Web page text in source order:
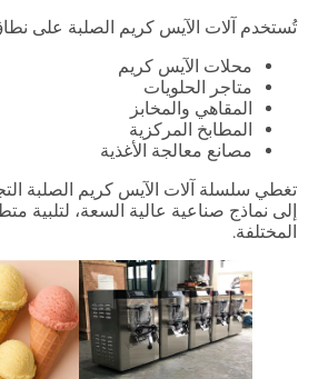
تُستخدم آلات الآيس كريم الصلبة على
محلات الآيس كريم
متاجر الحلويات
المقاهي والمخابز
المطابخ المركزية
مصانع معالجة الأغذية
تغطي سلسلة آلات الآيس كريم الصلبة
إلى نماذج صناعية عالية السعة، لتلبية
المختلفة.